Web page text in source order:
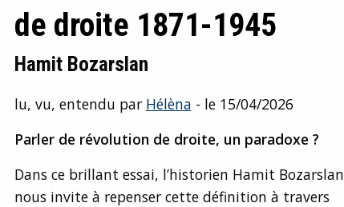
de droite 1871-1945
Hamit Bozarslan
lu, vu, entendu par Hélèna - le 15/04/2026
Parler de révolution de droite, un paradoxe ?
Dans ce brillant essai, l’historien Hamit Bozarslan
nous invite à repenser cette définition à travers